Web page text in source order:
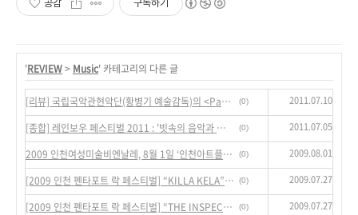
공감 구독하기
'REVIEW> Music' 카테고리의 다른 글
[리뷰] 국립국악관현악단(황병기 예술감독)의 <Part of Nature> 창작발표회 현장 (0) 2011.07.10
[종합] 레인보우 페스티벌 2011 : '빗속의 음악과 자연을 향유하며....' (0) 2011.07.05
2009 인천여성미술비엔날레, 8월 1일 ‘인천아트플랫폼’에서 개막... | 축제 (0) 2009.08.01
[2009 인천 펜타포트 락 페스티벌] “KILLA KELA”의 무대 광경 (0) 2009.07.27
[2009 인천 펜타포트 락 페스티벌] “THE INSPECTOR CLUZO”의 무대 광경 (0) 2009.07.27